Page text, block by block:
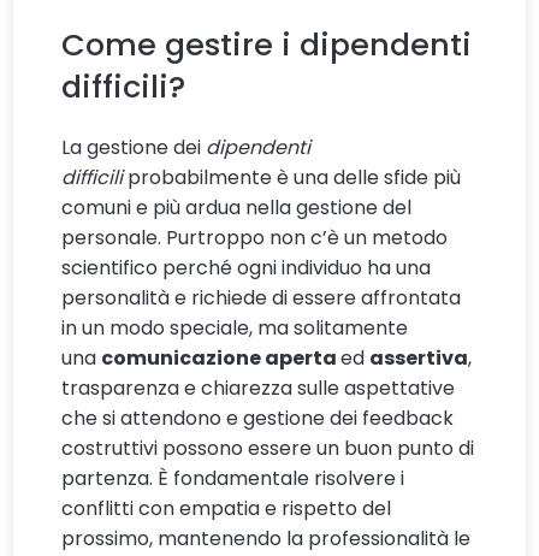
Come gestire i dipendenti
difficili?
La gestione dei dipendenti
difficiliprobabilmente è una delle sfide più
comuni e più ardua nella gestione del
personale. Purtroppo non c’è un metodo
scientifico perché ogni individuo ha una
personalità e richiede di essere affrontata
in un modo speciale, ma solitamente
una comunicazione apertaed assertiva,
trasparenza e chiarezza sulle aspettative
che si attendono e gestione dei feedback
costruttivi possono essere un buon punto di
partenza. È fondamentale risolvere i
conflitti con empatia e rispetto del
prossimo, mantenendo la professionalità le